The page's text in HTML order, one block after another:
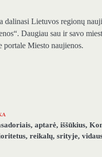
dalinasi Lietuvos regionų
Daugiau sau ir savo
portale Miesto naujienos.
, aptarė, iššūkius,
, reikalų, srityje,